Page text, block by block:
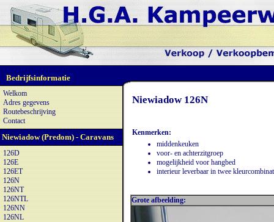
Bedrijfsinformatie
Welkom
Adres gegevens
Routebeschrijving
Contact
Niewiadow (Predom) - Caravans
126D
126E
126ET
126N
126NT
126NTL
126NN
126NL
Niewiadow 126N
Kenmerken:
middenkeuken
voor- en achterzitgroep
mogelijkheid voor hangbed
interieur leverbaar in twee
Grote afbeelding: